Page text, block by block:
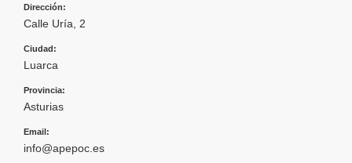
Dirección:
Calle Uría, 2
Ciudad:
Luarca
Provincia:
Asturias
Email:
info@apepoc.es